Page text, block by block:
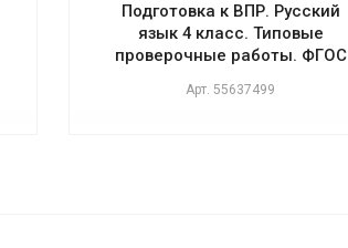
Подготовка к ВПР. Русский
язык 4 класс. Типовые
проверочные работы. ФГОС
Арт. 55637499